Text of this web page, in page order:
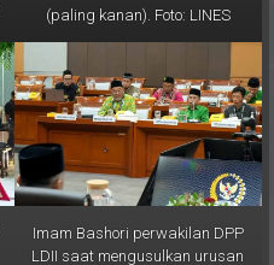
Imam Bashori perwakilan DPP
LDII saat mengusulkan urusan
haji pada satu kementerian